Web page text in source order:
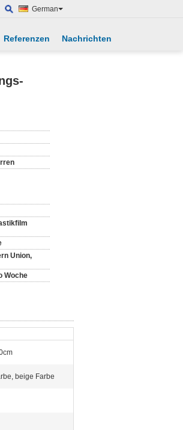
German
Referenzen Nachrichten
Union,
Woche
beige Farbe